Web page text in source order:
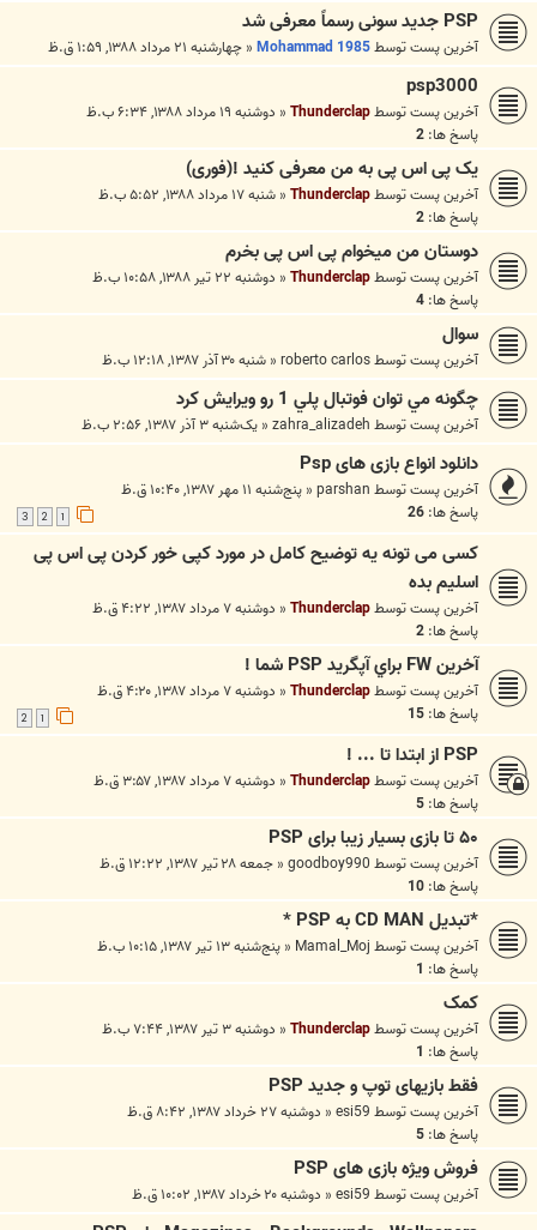
PSP جديد سونی رسماً معرفی شد
آخرین پست توسطMohammad 1985
« چهارشنبه ۲۱ مرداد ۱۳۸۸, ۱:۵۹ ق.ظ
psp3000
آخرین پست توسطThunderclap
« دوشنبه ۱۹ مرداد ۱۳۸۸, ۶:۳۴ ب.ظ
پاسخ ها: 2
یک پی اس پی به من معرفی کنید !(فوری)
آخرین پست توسطThunderclap
« شنبه ۱۷ مرداد ۱۳۸۸, ۵:۵۲ ب.ظ
پاسخ ها: 2
دوستان من میخوام پی اس پی بخرم
آخرین پست توسطThunderclap
« دوشنبه ۲۲ تیر ۱۳۸۸, ۱۰:۵۸ ب.ظ
پاسخ ها: 4
سوال
آخرین پست توسطroberto carlos
« شنبه ۳۰ آذر ۱۳۸۷, ۱۲:۱۸ ب.ظ
چگونه مي توان فوتبال پلي 1 رو ويرايش کرد
آخرین پست توسطzahra_alizadeh
« یک‌شنبه ۳ آذر ۱۳۸۷, ۲:۵۶ ب.ظ
دانلود انواع بازی های Psp
آخرین پست توسطparshan
« پنج‌شنبه ۱۱ مهر ۱۳۸۷, ۱۰:۴۰ ق.ظ
پاسخ ها: 26
3
کسی می تونه یه توضیح کامل در مورد کپی خور کردن پی اس پی
اسلیم بده
آخرین پست توسطThunderclap
« دوشنبه ۷ مرداد ۱۳۸۷, ۴:۲۲ ق.ظ
پاسخ ها: 2
آخرين FW براي آپگريد PSP شما !
آخرین پست توسطThunderclap
« دوشنبه ۷ مرداد ۱۳۸۷, ۴:۲۰ ق.ظ
پاسخ ها: 15
PSP از ابتدا تا ... !
آخرین پست توسطThunderclap
« دوشنبه ۷ مرداد ۱۳۸۷, ۳:۵۷ ق.ظ
پاسخ ها: 5
۵۰ تا بازی بسیار زیبا برای PSP
آخرین پست توسطgoodboy990
« جمعه ۲۸ تیر ۱۳۸۷, ۱۲:۲۲ ق.ظ
پاسخ ها: 10
*تبديل CD MAN به PSP *
آخرین پست توسطMamal_Moj
« پنج‌شنبه ۱۳ تیر ۱۳۸۷, ۱۰:۱۵ ب.ظ
پاسخ ها: 1
کمک
آخرین پست توسطThunderclap
« دوشنبه ۳ تیر ۱۳۸۷, ۷:۴۴ ب.ظ
پاسخ ها: 1
فقط بازیهای توپ و جدید PSP
آخرین پست توسطesi59
« دوشنبه ۲۷ خرداد ۱۳۸۷, ۸:۴۲ ق.ظ
پاسخ ها: 5
فروش ویژه بازی های PSP
آخرین پست توسطesi59
« دوشنبه ۲۰ خرداد ۱۳۸۷, ۱۰:۰۲ ق.ظ